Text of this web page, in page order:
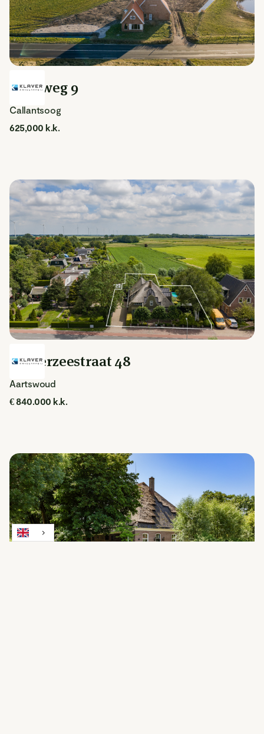
Duinweg 9
Callantsoog
625,000 k.k.
Zuiderzeestraat 48
Aartswoud
€ 840.000 k.k.